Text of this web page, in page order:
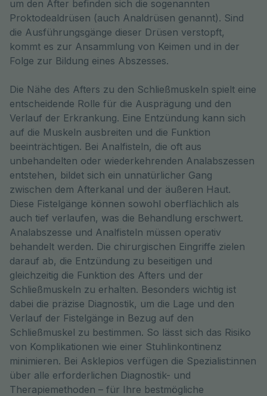
um den After befinden sich die sogenannten
Proktodealdrüsen (auch Analdrüsen genannt). Sind
die Ausführungsgänge dieser Drüsen verstopft,
kommt es zur Ansammlung von Keimen und in der
Folge zur Bildung eines Abszesses.
Die Nähe des Afters zu den Schließmuskeln spielt eine
entscheidende Rolle für die Ausprägung und den
Verlauf der Erkrankung. Eine Entzündung kann sich
auf die Muskeln ausbreiten und die Funktion
beeinträchtigen. Bei Analfisteln, die oft aus
unbehandelten oder wiederkehrenden Analabszessen
entstehen, bildet sich ein unnatürlicher Gang
zwischen dem Afterkanal und der äußeren Haut.
Diese Fistelgänge können sowohl oberflächlich als
auch tief verlaufen, was die Behandlung erschwert.
Analabszesse und Analfisteln müssen operativ
behandelt werden. Die chirurgischen Eingriffe zielen
darauf ab, die Entzündung zu beseitigen und
gleichzeitig die Funktion des Afters und der
Schließmuskeln zu erhalten. Besonders wichtig ist
dabei die präzise Diagnostik, um die Lage und den
Verlauf der Fistelgänge in Bezug auf den
Schließmuskel zu bestimmen. So lässt sich das Risiko
von Komplikationen wie einer Stuhlinkontinenz
minimieren. Bei Asklepios verfügen die Spezialist:innen
über alle erforderlichen Diagnostik- und
Therapiemethoden – für Ihre bestmögliche